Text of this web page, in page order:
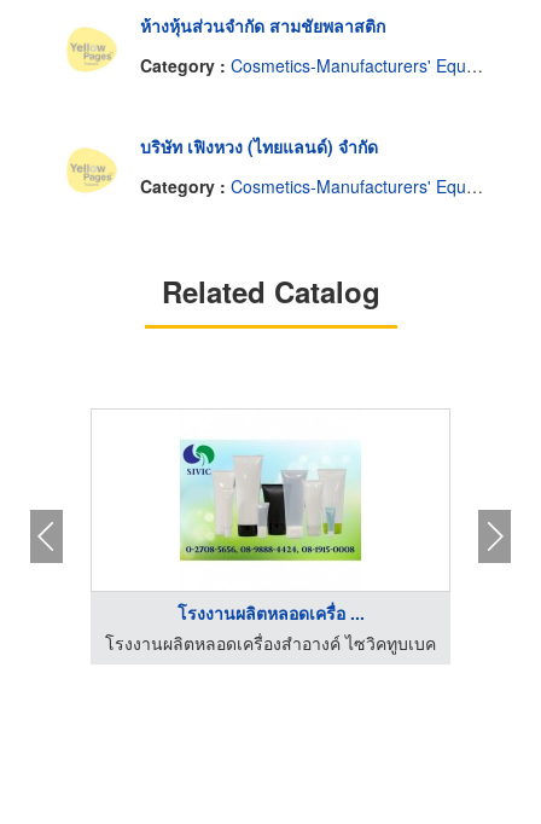
ห้างหุ้นส่วนจำกัด สามชัยพลาสติก
Category : Cosmetics-Manufacturers' Equipment & Supplies
บริษัท เฟิงหวง (ไทยแลนด์) จำกัด
Category : Cosmetics-Manufacturers' Equipment & Supplies
Related Catalog
โรงงานผลิตหลอดเครื่อ ...
โรงงานผลิตหลอดเครื่องสำอางค์ ไซวิคทูบเบค